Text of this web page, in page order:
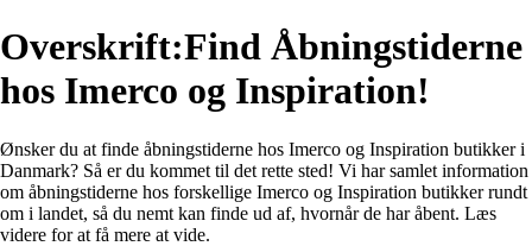
Overskrift:Find Åbningstiderne
hos Imerco og Inspiration!
Ønsker du at finde åbningstiderne hos Imerco og Inspiration butikker i
Danmark? Så er du kommet til det rette sted! Vi har samlet information
om åbningstiderne hos forskellige Imerco og Inspiration butikker rundt
om i landet, så du nemt kan finde ud af, hvornår de har åbent. Læs
videre for at få mere at vide.